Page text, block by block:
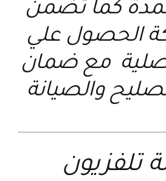
كما تضمن
الحصول علي
مع ضمان
والصيانة
تلفزيون